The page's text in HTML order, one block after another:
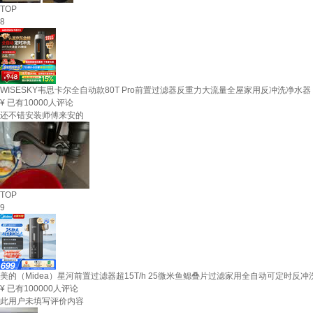
TOP
8
WISESKY韦思卡尔全自动款80T Pro前置过滤器反重力大流量全屋家用反冲洗净水器
¥ 已有10000人评论
还不错安装师傅来安的
TOP
9
美的（Midea）星河前置过滤器超15T/h 25微米鱼鳃叠片过滤家用全自动可定时反冲
¥ 已有100000人评论
此用户未填写评价内容